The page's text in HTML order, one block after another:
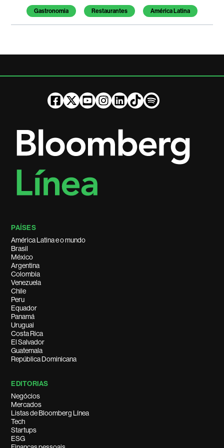
Gastronomia Restaurantes América Latina
PAÍSES
América Latina e o mundo
Brasil
México
Argentina
Colombia
Venezuela
Chile
Peru
Equador
Panamá
Uruguai
Costa Rica
El Salvador
Guatemala
República Dominicana
EDITORIAS
Negócios
Mercados
Listas de Bloomberg Línea
Tech
Startups
ESG